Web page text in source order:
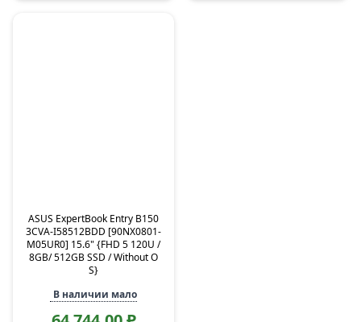
ASUS ExpertBook Entry B150
3CVA-I58512BDD [90NX0801-
M05UR0] 15.6" {FHD 5 120U /
8GB/ 512GB SSD / Without O
S}
В наличии мало